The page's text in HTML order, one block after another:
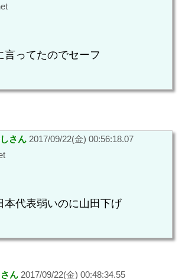
言ってたのでセーフ
さん 2017/09/22(金) 00:56:18.07
本代表弱いのに山田下げ
ん 2017/09/22(金) 00:48:34.55